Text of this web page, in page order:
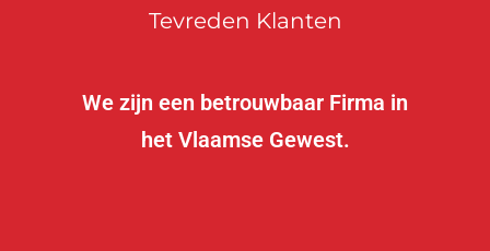
Tevreden Klanten
We zijn een betrouwbaar Firma in
het Vlaamse Gewest.